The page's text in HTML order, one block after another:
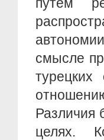
смысле
турецких
Различия
целях.